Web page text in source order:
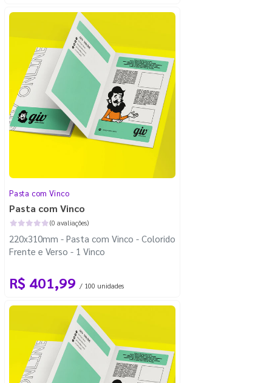
Pasta com Vinco
Pasta com Vinco
(0 avaliações)
220x310mm - Pasta com Vinco - Colorido
Frente e Verso - 1 Vinco
R$ 401,99 / 100 unidades